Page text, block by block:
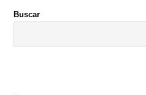
Buscar